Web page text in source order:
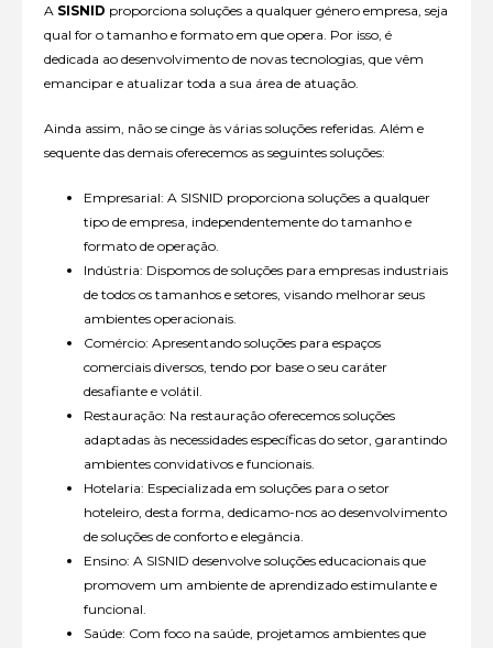
A SISNID proporciona soluções a qualquer género empresa, seja
qual for o tamanho e formato em que opera. Por isso, é
dedicada ao desenvolvimento de novas tecnologias, que vêm
emancipar e atualizar toda a sua área de atuação.
Ainda assim, não se cinge às várias soluções referidas. Além e
sequente das demais oferecemos as seguintes soluções:
Empresarial: A SISNID proporciona soluções a qualquer
tipo de empresa, independentemente do tamanho e
formato de operação.
Indústria: Dispomos de soluções para empresas industriais
de todos os tamanhos e setores, visando melhorar seus
ambientes operacionais.
Comércio: Apresentando soluções para espaços
comerciais diversos, tendo por base o seu caráter
desafiante e volátil.
Restauração: Na restauração oferecemos soluções
adaptadas às necessidades específicas do setor, garantindo
ambientes convidativos e funcionais.
Hotelaria: Especializada em soluções para o setor
hoteleiro, desta forma, dedicamo-nos ao desenvolvimento
de soluções de conforto e elegância.
Ensino: A SISNID desenvolve soluções educacionais que
promovem um ambiente de aprendizado estimulante e
funcional.
Saúde: Com foco na saúde, projetamos ambientes que